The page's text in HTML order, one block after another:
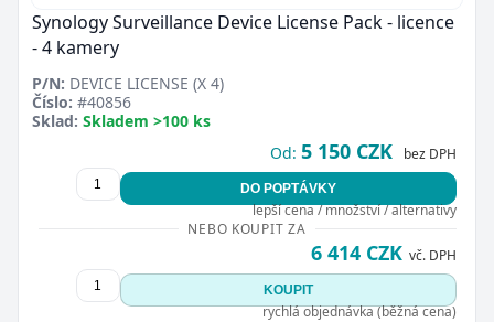
Synology Surveillance Device License Pack - licence
- 4 kamery
P/N: DEVICE LICENSE (X 4)
Číslo: #40856
Sklad: Skladem >100 ks
Od: 5 150 CZK bez DPH
DO POPTÁVKY
lepší cena / množství / alternativy
NEBO KOUPIT ZA
6 414 CZK vč. DPH
KOUPIT
rychlá objednávka (běžná cena)